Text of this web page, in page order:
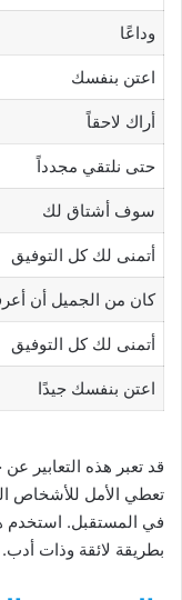
وداعًا
اعتن بنفسك
أراك لاحقاً
حتى نلتقي مجدداً
سوف أشتاق لك
أتمنى لك كل التوفيق
كان من الجميل أن
أتمنى لك كل التوفيق
اعتن بنفسك جيدًا
قد تعبر هذه التعابير
تعطي الأمل للأشخاص
في المستقبل. استخدم
بطريقة لائقة وذات أدب.